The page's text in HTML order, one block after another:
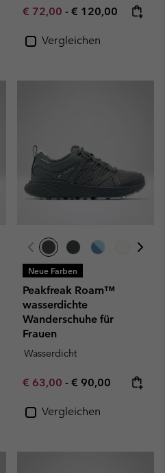
Minimum sale price:
€ 72,00 - Maximum price:
€ 120,00
Vergleichen
Neue Farben
Peakfreak Roam™
wasserdichte
Wanderschuhe für
Frauen
Wasserdicht
Minimum sale price:
€ 63,00 - Maximum price:
€ 90,00
Vergleichen